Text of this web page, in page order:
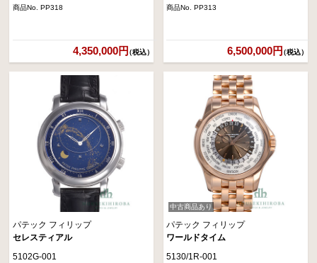
商品No. PP318
4,350,000円（税込）
商品No. PP313
6,500,000円（税込）
パテック フィリップ
セレスティアル
5102G-001
中古商品あり
パテック フィリップ
ワールドタイム
5130/1R-001